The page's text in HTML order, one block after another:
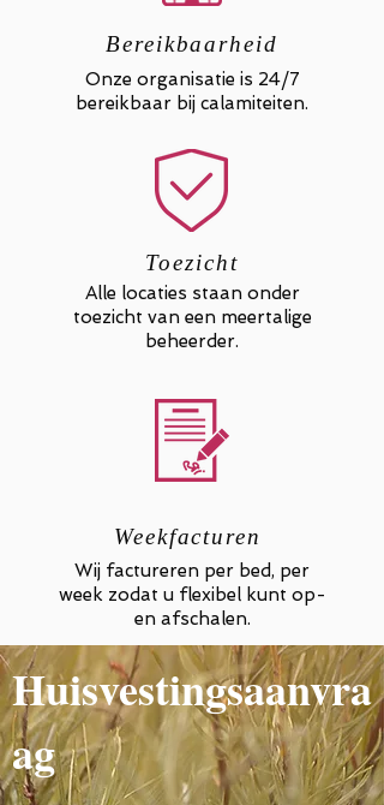
Bereikbaarheid
Onze organisatie is 24/7
bereikbaar bij calamiteiten.
Toezicht
Alle locaties staan onder
toezicht van een meertalige
beheerder.
Weekfacturen
Wij factureren per bed, per
week zodat u flexibel kunt op-
en afschalen.
Huisvestingsaanvra
ag